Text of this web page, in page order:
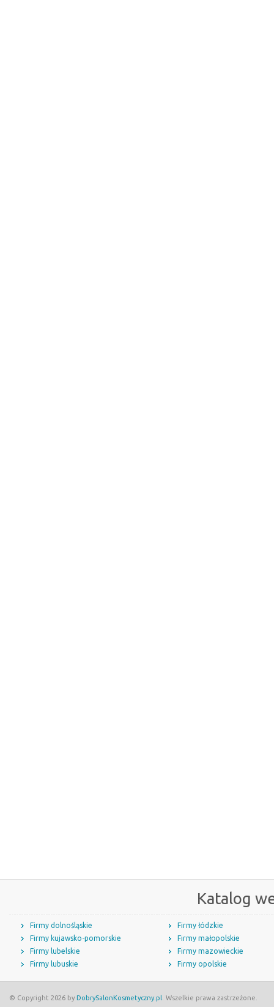
Katalog
Firmy dolnośląskie
Firmy kujawsko-pomorskie
Firmy lubelskie
Firmy lubuskie
Firmy łódzkie
Firmy małopolskie
Firmy mazowieckie
Firmy opolskie
© Copyright 2026 by DobrySalonKosmetyczny.pl . Wszelkie prawa zastrzeżone.